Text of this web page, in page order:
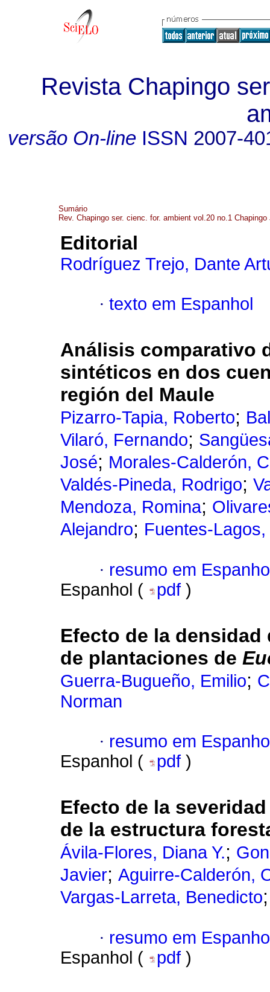
Revista Chapingo
versão On-line ISSN 2007-
Sumário
Rev. Chapingo ser. cienc. for. ambient vol.20 no.1 Chapingo
Editorial
Rodríguez Trejo, Dante
· texto em Espanhol
Análisis comparativo
sintéticos en dos
región del Maule
Pizarro-Tapia, Roberto;
Vilaró, Fernando;
José; Morales-Calderón,
Valdés-Pineda, Rodrigo;
Mendoza, Romina;
Alejandro; Fuentes-
· resumo em
Espanhol (
pdf )
Efecto de la
de plantaciones de
Guerra-Bugueño, Emilio;
Norman
· resumo em
Espanhol (
pdf )
Efecto de la
de la estructura
Ávila-Flores, Diana Y.;
Javier; Aguirre-Calderón,
Vargas-Larreta, Benedicto
· resumo em
Espanhol (
pdf )